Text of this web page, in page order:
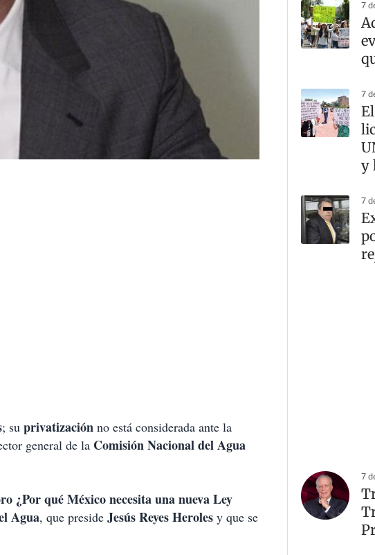
; su privatización no está considerada ante la
general de la Comisión Nacional del Agua
¿Por qué México necesita una nueva Ley
Agua, que preside Jesús Reyes Heroles y que se
7
7
y
7
7